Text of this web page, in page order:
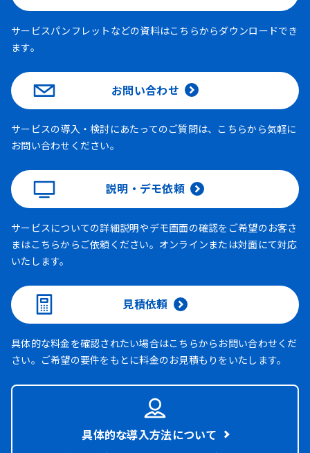
サービスパンフレットなどの資料はこちらからダウンロードでき
ます。
お問い合わせ
サービスの導入・検討にあたってのご質問は、こちらから気軽に
お問い合わせください。
説明・デモ依頼
サービスについての詳細説明やデモ画面の確認をご希望のお客さ
まはこちらからご依頼ください。オンラインまたは対面にて対応
いたします。
見積依頼
具体的な料金を確認されたい場合はこちらからお問い合わせくだ
さい。ご希望の要件をもとに料金のお見積もりをいたします。
具体的な導入方法について